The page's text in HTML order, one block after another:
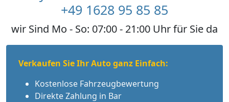
+49 1628 95 85 85
wir Sind Mo - So: 07:00 - 21:00 Uhr für Sie da
Verkaufen Sie Ihr Auto ganz Einfach:
Kostenlose Fahrzeugbewertung
Direkte Zahlung in Bar